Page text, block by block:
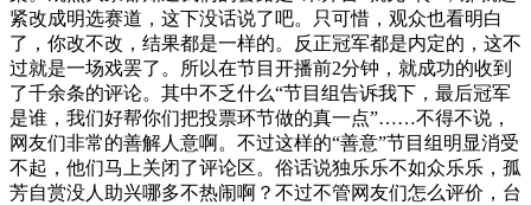
紧改成明选赛道，这下没话说了吧。只可惜，观众也看明白
了，你改不改，结果都是一样的。反正冠军都是内定的，这不
过就是一场戏罢了。所以在节目开播前2分钟，就成功的收到
了千余条的评论。其中不乏什么“节目组告诉我下，最后冠军
是谁，我们好帮你们把投票环节做的真一点”……不得不说，
网友们非常的善解人意啊。不过这样的“善意”节目组明显消受
不起，他们马上关闭了评论区。俗话说独乐乐不如众乐乐，孤
芳自赏没人助兴哪多不热闹啊？不过不管网友们怎么评价，台